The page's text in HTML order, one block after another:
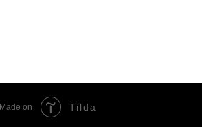
Made on Tilda